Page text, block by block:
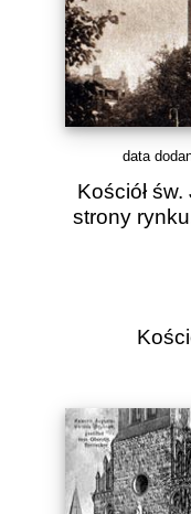
data
Kościół
strony